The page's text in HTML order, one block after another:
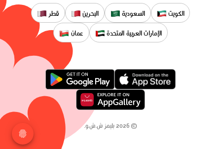
الكويت السعودية البحرين قطر
الإمارات العربية المتحدة عمان
©
2026 بليمز ش.ش.و.